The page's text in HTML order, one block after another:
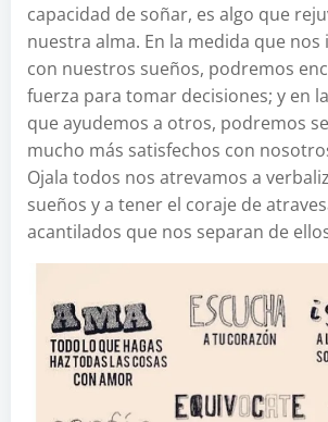
capacidad de soñar, es algo que
nuestra alma. En la medida que nos
con nuestros sueños, podremos
fuerza para tomar decisiones; y en
que ayudemos a otros, podremos
mucho más satisfechos con
Ojala todos nos atrevamos a
sueños y a tener el coraje de
acantilados que nos separan de